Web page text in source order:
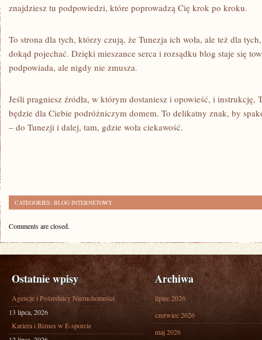
znajdziesz tu podpowiedzi, które poprowadzą Cię krok po kroku.
To strona dla tych, którzy czują, że Tunezja ich woła, ale też dla
dokąd pojechać. Dzięki mieszance serca i rozsądku blog staje się
podpowiada, ale nigdy nie zmusza.
Jeśli pragniesz źródła, w którym dostaniesz i opowieść, i instrukcję,
będzie dla Ciebie podróżniczym domem. To delikatny znak, by
– do Tunezji i dalej, tam, gdzie woła ciekawość.
CATEGORIES: BLOG INTERNETOWY
Comments are closed.
Ostatnie wpisy
Agencje i Pośrednicy Nieruchomości
13 lipca, 2026
Kariera i Biznes w E-sporcie
Archiwa
lipiec 2026
czerwiec 2026
maj 2026